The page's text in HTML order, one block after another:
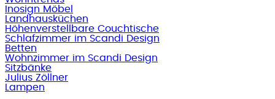
Inosign Möbel
Landhausküchen
Höhenverstellbare Couchtische
Schlafzimmer im Scandi Design
Betten
Wohnzimmer im Scandi Design
Sitzbänke
Julius Zöllner
Lampen